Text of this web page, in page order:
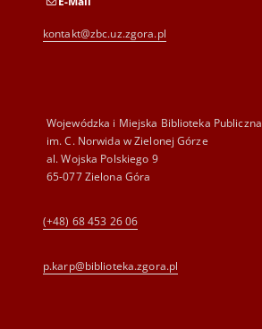
kontakt@zbc.uz.zgora.pl
Wojewódzka i Miejska Biblioteka Publiczna
im. C. Norwida w Zielonej Górze
al. Wojska Polskiego 9
65-077 Zielona Góra
(+48) 68 453 26 06
p.karp@biblioteka.zgora.pl